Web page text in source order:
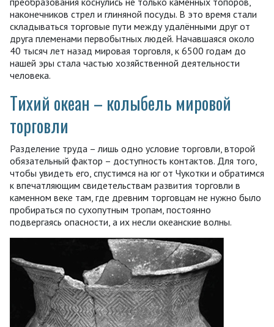
наконечников стрел и глиняной посуды. В это время стали
складываться торговые пути между удалёнными друг от
друга племенами первобытных людей. Начавшаяся около
40 тысяч лет назад мировая торговля, к 6500 годам до
нашей эры стала частью хозяйственной деятельности
человека.
Тихий океан – колыбель мировой
торговли
Разделение труда – лишь одно условие торговли, второй
обязательный фактор – доступность контактов. Для того,
чтобы увидеть его, спустимся на юг от Чукотки и обратимся
к впечатляющим свидетельствам развития торговли в
каменном веке там, где древним торговцам не нужно было
пробираться по сухопутным тропам, постоянно
подвергаясь опасности, а их несли океанские волны.